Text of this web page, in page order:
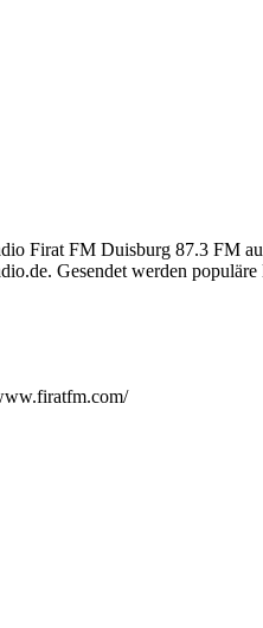
Firat FM Duisburg 87.3 FM
Gesendet werden